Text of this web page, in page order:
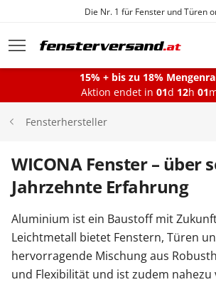
Zum Hauptinhalt
Die Nr. 1 für Fenster und Türen
Fenster
Haustüren
15% + bis zu 18%
Aktion endet in 01d 12h 01
Fensterhersteller
WICONA Fenster – über
Jahrzehnte Erfahrung
Aluminium ist ein Baustoff mit
Leichtmetall bietet Fenstern, Türen
hervorragende Mischung aus
und Flexibilität und ist zudem nahezu